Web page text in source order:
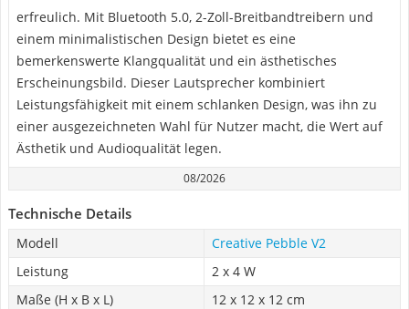
erfreulich. Mit Bluetooth 5.0, 2-Zoll-Breitbandtreibern und
einem minimalistischen Design bietet es eine
bemerkenswerte Klangqualität und ein ästhetisches
Erscheinungsbild. Dieser Lautsprecher kombiniert
Leistungsfähigkeit mit einem schlanken Design, was ihn zu
einer ausgezeichneten Wahl für Nutzer macht, die Wert auf
Ästhetik und Audioqualität legen.
08/2026
Technische Details
Modell
Creative Pebble V2
Leistung
2 x 4 W
Maße (H x B x L)
12 x 12 x 12 cm